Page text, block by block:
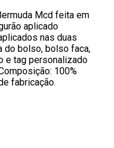
Mcd feita em
aplicado
nas duas
do bolso, bolso faca,
e tag personalizado
100%
fabricação.